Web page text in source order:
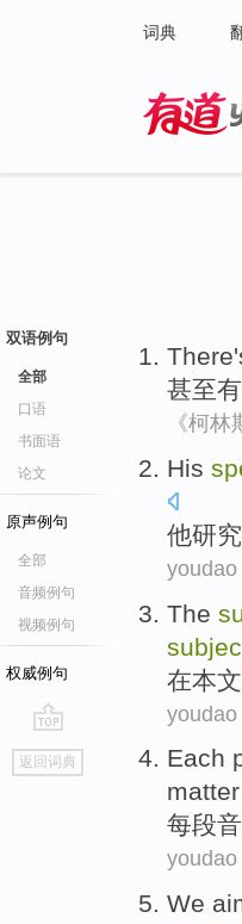
词典
双语例句
全部
口语
书面语
论文
原声例句
全部
音频例句
视频例句
权威例句
go
top
返回词典
甚至有
《柯
His
他研究
youdao
The
在本文
youdao
Each
matter
每段
youdao
We